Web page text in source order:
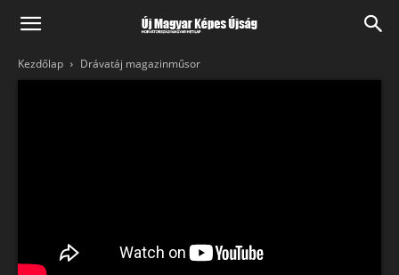
Kezdőlap Drávatáj magazinműsor